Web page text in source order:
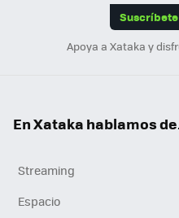
Apoya a Xataka y
En Xataka hablamos
Streaming
Espacio